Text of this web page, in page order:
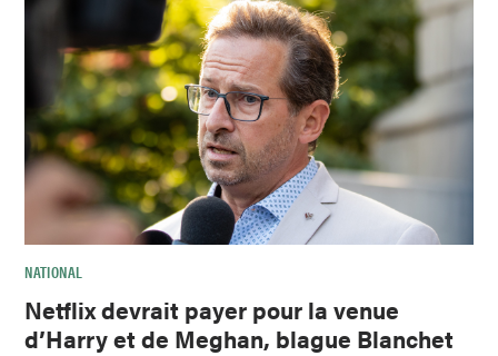
NATIONAL
Netflix devrait payer pour la venue
d’Harry et de Meghan, blague Blanchet